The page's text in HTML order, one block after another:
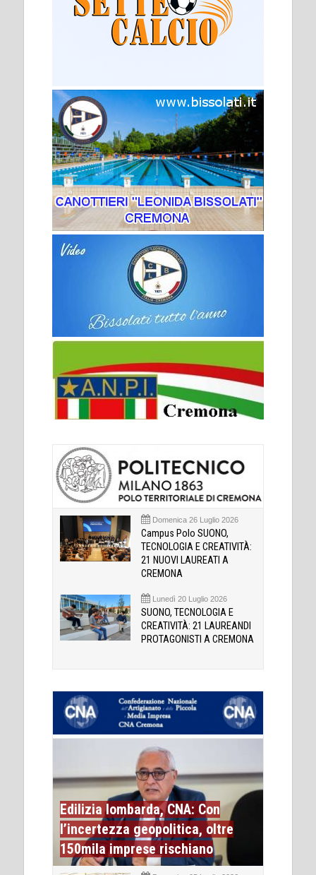
Domenica 26 Luglio 2026
Campus Polo SUONO,
TECNOLOGIA E CREATIVITÀ:
21 NUOVI LAUREATI A
CREMONA
Lunedì 20 Luglio 2026
SUONO, TECNOLOGIA E
CREATIVITÀ: 21 LAUREANDI
PROTAGONISTI A CREMONA
Edilizia lombarda, CNA: Con
l’incertezza geopolitica, oltre
150mila imprese rischiano